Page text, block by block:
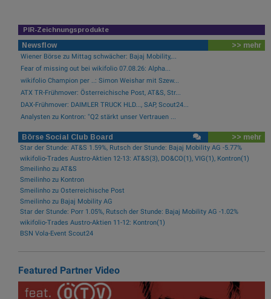
PIR-Zeichnungsprodukte
Newsflow >> mehr
Wiener Börse zu Mittag schwächer: Bajaj Mobility,...
Fear of missing out bei wikifolio 07.08.26: Alpha...
wikifolio Champion per ..: Simon Weishar mit Szew...
ATX TR-Frühmover: Österreichische Post, AT&S, Str...
DAX-Frühmover: DAIMLER TRUCK HLD..., SAP, Scout24...
Analysten zu Kontron: "Q2 stärkt unser Vertrauen ...
Börse Social Club Board >> mehr
Star der Stunde: AT&S 1.59%, Rutsch der Stunde: Bajaj Mobility AG -5.77%
wikifolio-Trades Austro-Aktien 12-13: AT&S(3), DO&CO(1), VIG(1), Kontron(1)
Smeilinho zu AT&S
Smeilinho zu Kontron
Smeilinho zu Österreichische Post
Smeilinho zu Bajaj Mobility AG
Star der Stunde: Porr 1.05%, Rutsch der Stunde: Bajaj Mobility AG -1.02%
wikifolio-Trades Austro-Aktien 11-12: Kontron(1)
BSN Vola-Event Scout24
Featured Partner Video